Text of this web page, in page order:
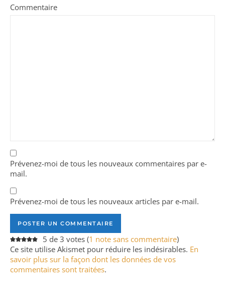
Commentaire
Prévenez-moi de tous les nouveaux commentaires par e-
mail.
Prévenez-moi de tous les nouveaux articles par e-mail.
5 de 3 votes (1 note sans commentaire)
Ce site utilise Akismet pour réduire les indésirables. En
savoir plus sur la façon dont les données de vos
commentaires sont traitées.